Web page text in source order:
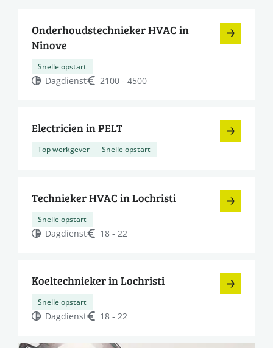
Onderhoudstechnieker HVAC in
Ninove
Snelle opstart
Dagdienst 2100 - 4500
Electricien in PELT
Top werkgever Snelle opstart
Technieker HVAC in Lochristi
Snelle opstart
Dagdienst 18 - 22
Koeltechnieker in Lochristi
Snelle opstart
Dagdienst 18 - 22